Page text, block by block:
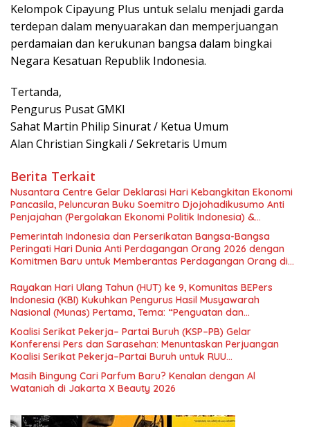
Kelompok Cipayung Plus untuk selalu menjadi garda
terdepan dalam menyuarakan dan memperjuangan
perdamaian dan kerukunan bangsa dalam bingkai
Negara Kesatuan Republik Indonesia.
Tertanda,
Pengurus Pusat GMKI
Sahat Martin Philip Sinurat / Ketua Umum
Alan Christian Singkali / Sekretaris Umum
Berita Terkait
Nusantara Centre Gelar Deklarasi Hari Kebangkitan Ekonomi
Pancasila, Peluncuran Buku Soemitro Djojohadikusumo Anti
Penjajahan (Pergolakan Ekonomi Politik Indonesia) &
Simposium Nasional “Urgensi Undang-Undang Perekonomian
Nasional dan Kesejahteraan Sosial dalam Menata Bangsa
Menuju Indonesia Emas 2045”,
Pemerintah Indonesia dan Perserikatan Bangsa-Bangsa
Peringati Hari Dunia Anti Perdagangan Orang 2026 dengan
Komitmen Baru untuk Memberantas Perdagangan Orang di
Rayakan Hari Ulang Tahun (HUT) ke 9, Komunitas BEPers
Indonesia (KBI) Kukuhkan Pengurus Hasil Musyawarah
Nasional (Munas) Pertama, Tema: “Penguatan dan
Pengembangan Organisasi KBI yang Berbasis Riset di seluruh
Indonesia dan Mancanegara”.
Koalisi Serikat Pekerja– Partai Buruh (KSP–PB) Gelar
Konferensi Pers dan Sarasehan: Menuntaskan Perjuangan
Koalisi Serikat Pekerja–Partai Buruh untuk RUU
Ketenagakerjaan Baru.
Masih Bingung Cari Parfum Baru? Kenalan dengan Al
Wataniah di Jakarta X Beauty 2026